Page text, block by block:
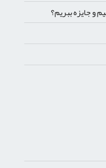
جایزه ببریم؟